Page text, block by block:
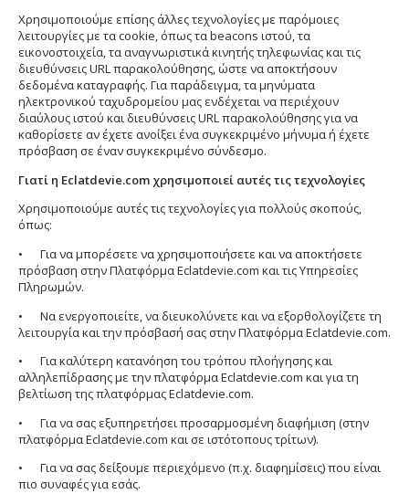
Χρησιμοποιούμε επίσης άλλες τεχνολογίες με παρόμοιες
λειτουργίες με τα cookie, όπως τα beacons ιστού, τα
εικονοστοιχεία, τα αναγνωριστικά κινητής τηλεφωνίας και τις
διευθύνσεις URL παρακολούθησης, ώστε να αποκτήσουν
δεδομένα καταγραφής. Για παράδειγμα, τα μηνύματα
ηλεκτρονικού ταχυδρομείου μας ενδέχεται να περιέχουν
διαύλους ιστού και διευθύνσεις URL παρακολούθησης για να
καθορίσετε αν έχετε ανοίξει ένα συγκεκριμένο μήνυμα ή έχετε
πρόσβαση σε έναν συγκεκριμένο σύνδεσμο.
Γιατί η Eclatdevie.com χρησιμοποιεί αυτές τις τεχνολογίες
Χρησιμοποιούμε αυτές τις τεχνολογίες για πολλούς σκοπούς,
όπως:
•
Για να μπορέσετε να χρησιμοποιήσετε και να αποκτήσετε
πρόσβαση στην Πλατφόρμα Eclatdevie.com και τις Υπηρεσίες
Πληρωμών.
•
Να ενεργοποιείτε, να διευκολύνετε και να εξορθολογίζετε τη
λειτουργία και την πρόσβασή σας στην Πλατφόρμα Eclatdevie.com.
•
Για καλύτερη κατανόηση του τρόπου πλοήγησης και
αλληλεπίδρασης με την πλατφόρμα Eclatdevie.com και για τη
βελτίωση της πλατφόρμας Eclatdevie.com.
•
Για να σας εξυπηρετήσει προσαρμοσμένη διαφήμιση (στην
πλατφόρμα Eclatdevie.com και σε ιστότοπους τρίτων).
•
Για να σας δείξουμε περιεχόμενο (π.χ. διαφημίσεις) που είναι
πιο συναφές για εσάς.